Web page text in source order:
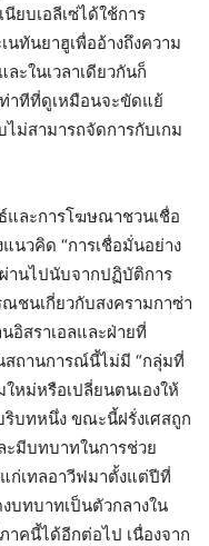
ยบเอลีเซ่ได้ใช้การ
ทันยาฮูเพื่ออ้างถึงความ
ะในเวลาเดียวกันก็
าทีที่ดูเหมือนจะขัดแย้
ไม่สามารถจัดการกับเกม
และการโฆษณาชวนเชื่อ
นวคิด “การเชื่อมั่นอย่าง
านไปนับจากปฏิบัติการ
ชนเกี่ยวกับสงครามกาซ่า
อิสราเอลและฝ่ายที่
สถานการณ์นี้ไม่มี “กลุ่มที่
ใหม่หรือเปลี่ยนตนเองให้
บทหนึ่ง ขณะนี้ฝรั่งเศสถูก
ะมีบทบาทในการช่วย
ก่เทลอาวีฟมาตั้งแต่ปีที่
บทบาทเป็นตัวกลางใน
าคนี้ได้อีกต่อไป เนื่องจาก